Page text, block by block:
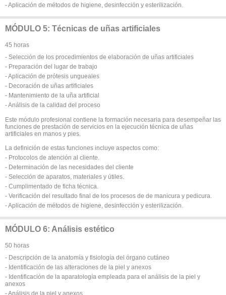
- Aplicación de métodos de higiene, desinfección y esterilización.
MÓDULO 5: Técnicas de uñas artificiales
45 horas
- Selección de los procedimientos de elaboración de uñas artificiales
- Preparación del lugar de trabajo
- Aplicación de prótesis ungueales
- Decoración de uñas artificiales
- Mantenimiento de la uña artificial
- Análisis de la calidad del proceso
Este módulo profesional contiene la formación necesaria para desempeñar las
funciones de prestación de servicios en la ejecución técnica de uñas
artificiales en manos y pies.
La definición de estas funciones incluye aspectos como:
- Protocolos de atención al cliente.
- Determinación de las necesidades del cliente
- Selección de aparatos, materiales y útiles.
- Cumplimentado de ficha técnica.
- Verificación del resultado final de los procesos de de manicura y pedicura.
- Aplicación de métodos de higiene, desinfección y esterilización.
MÓDULO 6: Análisis estético
50 horas
- Descripción de la anatomía y fisiología del órgano cutáneo
- Identificación de las alteraciones de la piel y anexos
- Identificación de la aparatología empleada para el análisis de la piel y
anexos
- Análisis de la piel y anexos